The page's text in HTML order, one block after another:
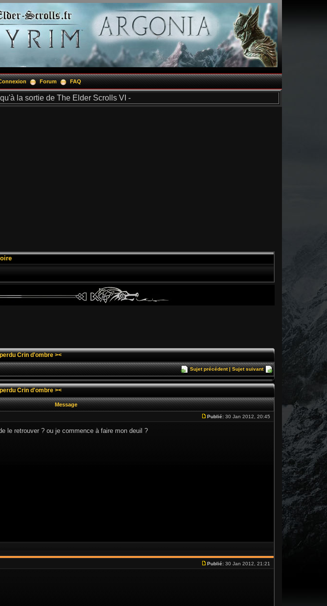
Forum FAQ
la sortie de The Elder Scrolls VI -
Crin d'ombre ><
Sujet précédent|Sujet suivant
Crin d'ombre ><
Message
Publié: 30 Jan 2012, 20:45
le retrouver ? ou je commence à faire mon deuil ?
Publié: 30 Jan 2012, 21:21